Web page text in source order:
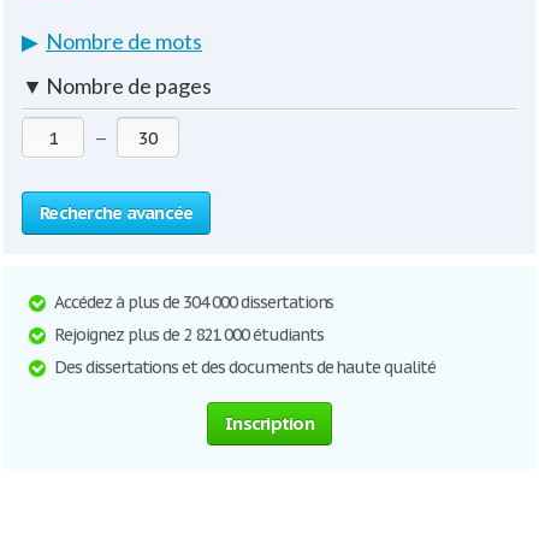
▶ Nombre de mots
▼ Nombre de pages
—
Recherche avancée
Accédez à plus de 304 000 dissertations
Rejoignez plus de 2 821 000 étudiants
Des dissertations et des documents de haute qualité
Inscription